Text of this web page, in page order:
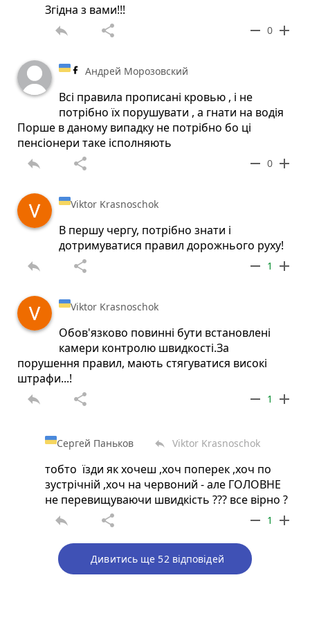
Згідна з вами!!!
reply share remove 0 add
Андрей Морозовский
Всі правила прописані кровью , і не
потрібно їх порушувати , а гнати на водія
Порше в даному випадку не потрібно бо ці
пенсіонери таке ісполняють
reply share remove 0 add
Viktor Krasnoschok
В першу чергу, потрібно знати і
дотримуватися правил дорожнього руху!
reply share remove 1 add
Viktor Krasnoschok
Обов'язково повинні бути встановлені
камери контролю швидкості.За
порушення правил, мають стягуватися високі
штрафи...!
reply share remove 1 add
Сергей Паньков reply Viktor Krasnoschok
тобто їзди як хочеш ,хоч поперек ,хоч по
зустрічній ,хоч на червоний - але ГОЛОВНЕ
не перевищуваючи швидкість ??? все вірно ?
reply share remove 1 add
Дивитись ще 52 відповідей